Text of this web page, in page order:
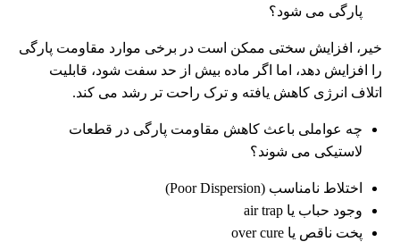
پارگی می شود؟
خیر، افزایش سختی ممکن است در برخی موارد مقاومت پارگی
را افزایش دهد، اما اگر ماده بیش از حد سفت شود، قابلیت
اتلاف انرژی کاهش یافته و ترک راحت تر رشد می کند.
چه عواملی باعث کاهش مقاومت پارگی در قطعات
لاستیکی می شوند؟
اختلاط نامناسب (Poor Dispersion)
وجود حباب یا air trap
پخت ناقص یا over cure